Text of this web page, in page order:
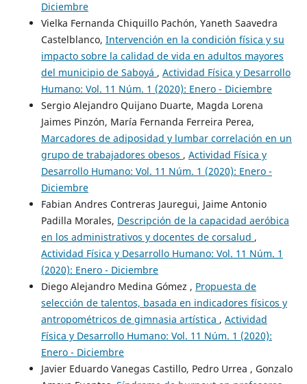
Diciembre
Vielka Fernanda Chiquillo Pachón, Yaneth Saavedra
Castelblanco, Intervención en la condición física y su
impacto sobre la calidad de vida en adultos mayores
del municipio de Saboyá , Actividad Física y Desarrollo
Humano: Vol. 11 Núm. 1 (2020): Enero - Diciembre
Sergio Alejandro Quijano Duarte, Magda Lorena
Jaimes Pinzón, María Fernanda Ferreira Perea,
Marcadores de adiposidad y lumbar correlación en un
grupo de trabajadores obesos , Actividad Física y
Desarrollo Humano: Vol. 11 Núm. 1 (2020): Enero -
Diciembre
Fabian Andres Contreras Jauregui, Jaime Antonio
Padilla Morales, Descripción de la capacidad aeróbica
en los administrativos y docentes de corsalud ,
Actividad Física y Desarrollo Humano: Vol. 11 Núm. 1
(2020): Enero - Diciembre
Diego Alejandro Medina Gómez , Propuesta de
selección de talentos, basada en indicadores físicos y
antropométricos de gimnasia artística , Actividad
Física y Desarrollo Humano: Vol. 11 Núm. 1 (2020):
Enero - Diciembre
Javier Eduardo Vanegas Castillo, Pedro Urrea , Gonzalo